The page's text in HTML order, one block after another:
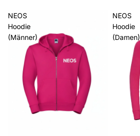
NEOS
Hoodie
(Männer)
NEOS
Hoodie
(Damen)